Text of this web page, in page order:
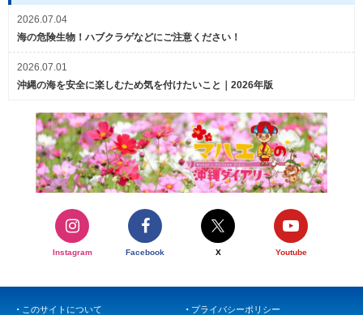
2026.07.04
海の危険生物！ハブクラゲなどにご注意ください！
2026.07.01
沖縄の海を安全に楽しむため気を付けたいこと｜2026年版
Instagram Facebook X Youtube
このサイトについて プライバシーポリシー